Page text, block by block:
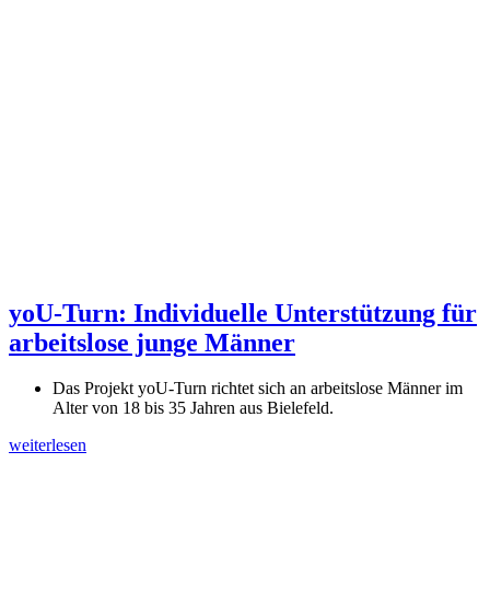
yoU-Turn: Individuelle Unterstützung für
arbeitslose junge Männer
Das Projekt yoU-Turn richtet sich an arbeitslose Männer im
Alter von 18 bis 35 Jahren aus Bielefeld.
weiterlesen